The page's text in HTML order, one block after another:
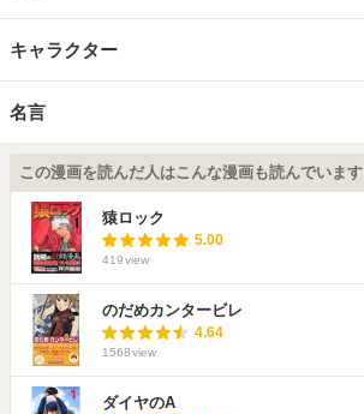
キャラクター
名言
この漫画を読んだ人はこんな漫画も読んでいます
猿ロック
5.00
419view
のだめカンタービレ
4.64
1568view
ダイヤのA